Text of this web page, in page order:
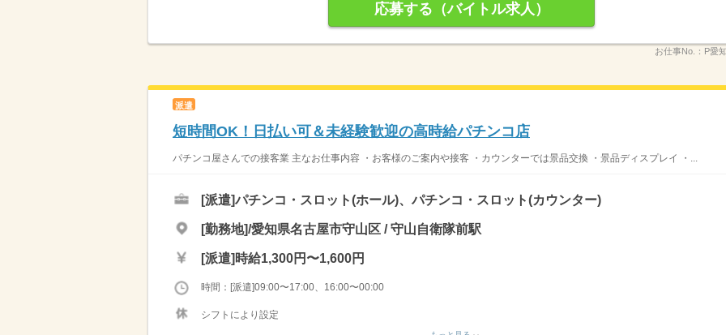
応募する（バイトル求人）
お仕事No.： P愛
派遣
短時間OK！日払い可＆未経験歓迎の高時給パチンコ店
パチンコ屋さんでの接客業 主なお仕事内容 ・お客様のご案内や接客 ・カウンターでは景品交換 ・景品ディスプレイ ・...
[派遣]パチンコ・スロット(ホール)、パチンコ・スロット(カウンター)
[勤務地]/愛知県名古屋市守山区 / 守山自衛隊前駅
[派遣] 時給1,300円〜1,600円
時間：[派遣]09:00〜17:00、16:00〜00:00
シフトにより設定